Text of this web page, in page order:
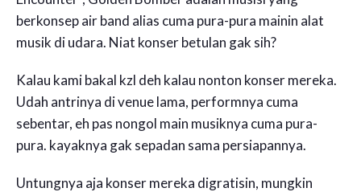
berkonsep air band alias cuma pura-pura mainin alat
musik di udara. Niat konser betulan gak sih?
Kalau kami bakal kzl deh kalau nonton konser mereka.
Udah antrinya di venue lama, performnya cuma
sebentar, eh pas nongol main musiknya cuma pura-
pura. kayaknya gak sepadan sama persiapannya.
Untungnya aja konser mereka digratisin, mungkin